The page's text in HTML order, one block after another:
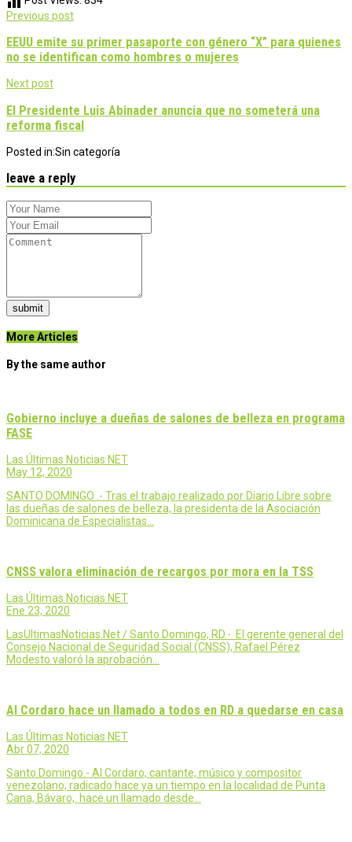
Post
navigation
Previous post
EEUU emite su primer pasaporte con género “X” para quienes
no se identifican como hombres o mujeres
Next post
El Presidente Luis Abinader anuncia que no someterá una
reforma fiscal
Posted in:Sin categoría
leave a reply
submit
More Articles
By the same author
Gobierno incluye a dueñas de salones de belleza en programa
FASE
Las Últimas Noticias NET
May 12, 2020
SANTO DOMINGO .- Tras el trabajo realizado por Diario Libre sobre
las dueñas de salones de belleza, la presidenta de la Asociación
Dominicana de Especialistas…
CNSS valora eliminación de recargos por mora en la TSS
Las Últimas Noticias NET
Ene 23, 2020
LasUltimasNoticias.Net / Santo Domingo, RD.- El gerente general del
Consejo Nacional de Seguridad Social (CNSS), Rafael Pérez
Modesto valoró la aprobación…
Al Cordaro hace un llamado a todos en RD a quedarse en casa
Las Últimas Noticias NET
Abr 07, 2020
Santo Domingo.- Al Cordaro, cantante, músico y compositor
venezolano, radicado hace ya un tiempo en la localidad de Punta
Cana, Bávaro, hace un llamado desde…